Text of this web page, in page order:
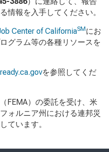
情報を入手してください。
Center of CaliforniaSM にお
グラム等の各種リソースを
ready.ca.govを参照してくだ
FEMA）の委託を受け、米
ォルニア州における連邦災
ています。